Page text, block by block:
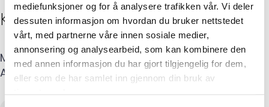
mediefunksjoner og for å analysere trafikken vår. Vi deler
dessuten informasjon om hvordan du bruker nettstedet
vårt, med partnerne våre innen sosiale medier,
annonsering og analysearbeid, som kan kombinere den
med annen informasjon du har gjort tilgjengelig for dem,
eller som de har samlet inn gjennom din bruk av
Medlemskap
Kurs og konferanser
Kevin Nielsen
Mobil: 915 50 213E-post: post@ktakst.no
Adresse: Hasseldalsveien 6, 3790 HELLE